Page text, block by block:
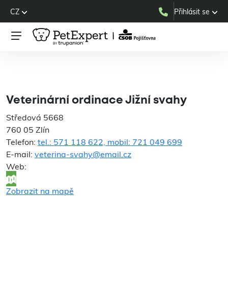
CZ Přihlásit se
Veterinární ordinace Jižní svahy
Středová 5668
760 05 Zlín
Telefon: tel.: 571 118 622, mobil: 721 049 699
E-mail: veterina-svahy@email.cz
Web:
Zobrazit na mapě